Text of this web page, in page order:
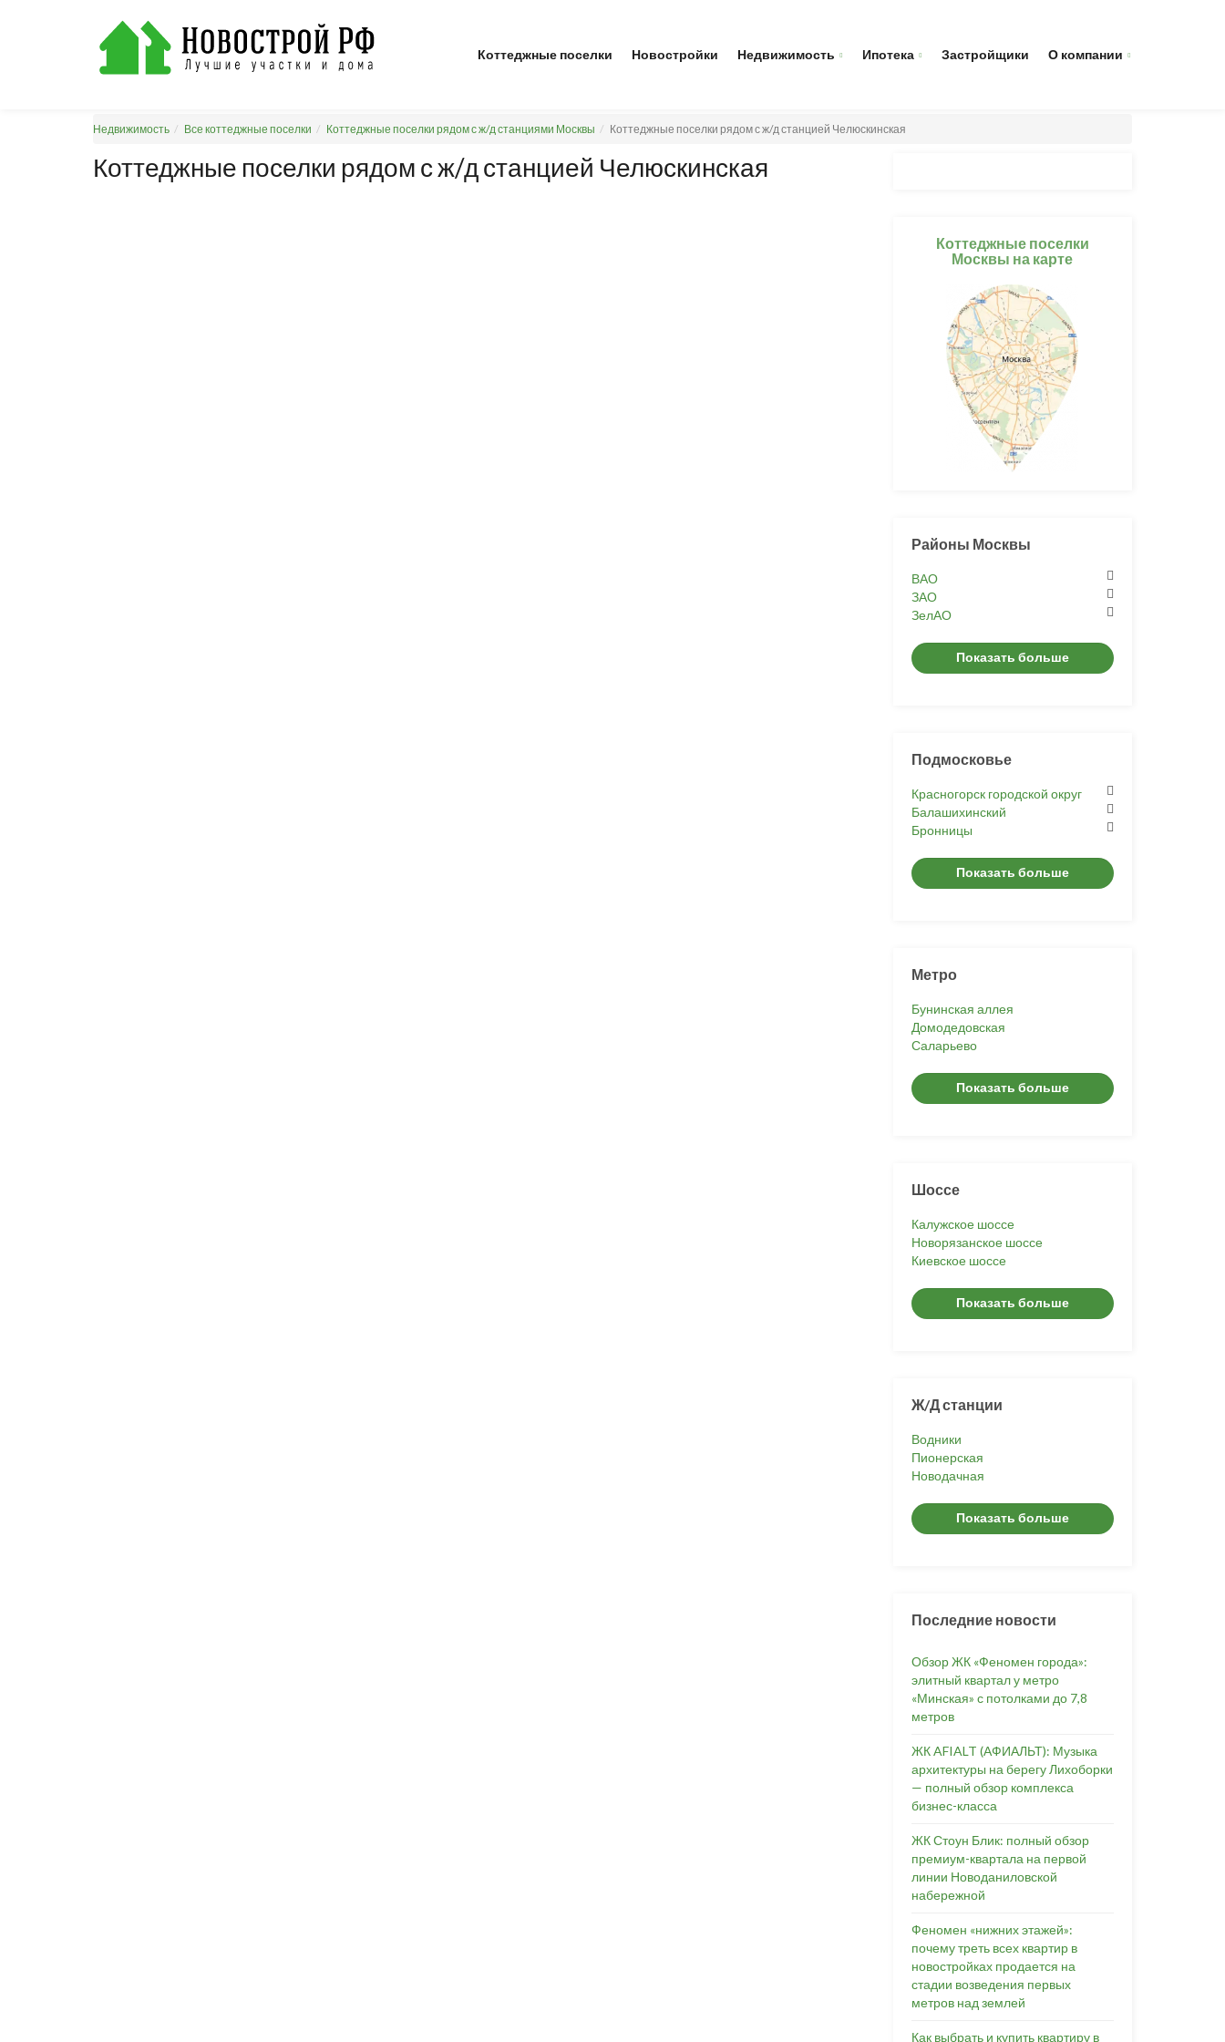
Коттеджные поселки Новостройки Недвижимость Ипотека Застройщики О компании
Недвижимость Все коттеджные поселки Коттеджные поселки рядом с ж/д станциями Москвы Коттеджные поселки рядом с ж/д станцией Челюскинская
Коттеджные поселки рядом с ж/д станцией Челюскинская
Коттеджные поселки
Москвы на карте
Районы Москвы
ВАО
ЗАО
ЗелАО
Показать больше
Подмосковье
Красногорск городской округ
Балашихинский
Бронницы
Показать больше
Метро
Бунинская аллея
Домодедовская
Саларьево
Показать больше
Шоссе
Калужское шоссе
Новорязанское шоссе
Киевское шоссе
Показать больше
Ж/Д станции
Водники
Пионерская
Новодачная
Показать больше
Последние новости
Обзор ЖК «Феномен города»:
элитный квартал у метро
«Минская» с потолками до 7,8
метров
ЖК AFIALT (АФИАЛЬТ): Музыка
архитектуры на берегу Лихоборки
— полный обзор комплекса
бизнес-класса
ЖК Стоун Блик: полный обзор
премиум-квартала на первой
линии Новоданиловской
набережной
Феномен «нижних этажей»:
почему треть всех квартир в
новостройках продается на
стадии возведения первых
метров над землей
Как выбрать и купить квартиру в